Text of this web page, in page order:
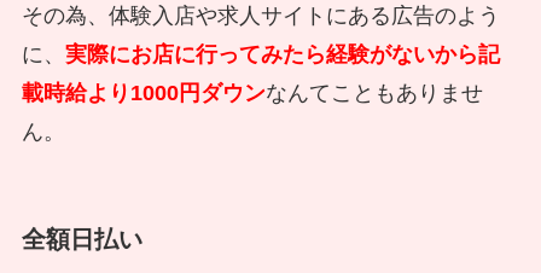
その為、体験入店や求人サイトにある広告のよう
に、 実際にお店に行ってみたら経験がないから記
載時給より1000円ダウンなんてこともありませ
ん。
全額日払い